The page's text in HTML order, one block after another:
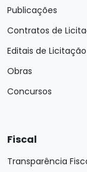
Publicações
Contratos de
Editais de Licitação
Obras
Concursos
Fiscal
Transparência